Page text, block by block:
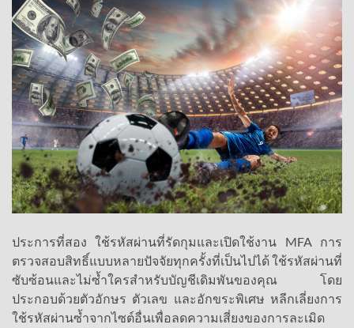
ประการที่สอง ใช้รหัสผ่านที่รัดกุมและเปิดใช้งาน MFA การ
ตรวจสอบสิทธิ์แบบหลายปัจจัยทุกครั้งที่เป็นไปได้ ใช้รหัสผ่านที่
ซับซ้อนและไม่ซ้ำใครสำหรับบัญชีเดิมพันของคุณ โดย
ประกอบด้วยตัวอักษร ตัวเลข และอักขระพิเศษ หลีกเลี่ยงการ
ใช้รหัสผ่านซ้ำจากไซต์อื่นเพื่อลดความเสี่ยงของการละเมิด